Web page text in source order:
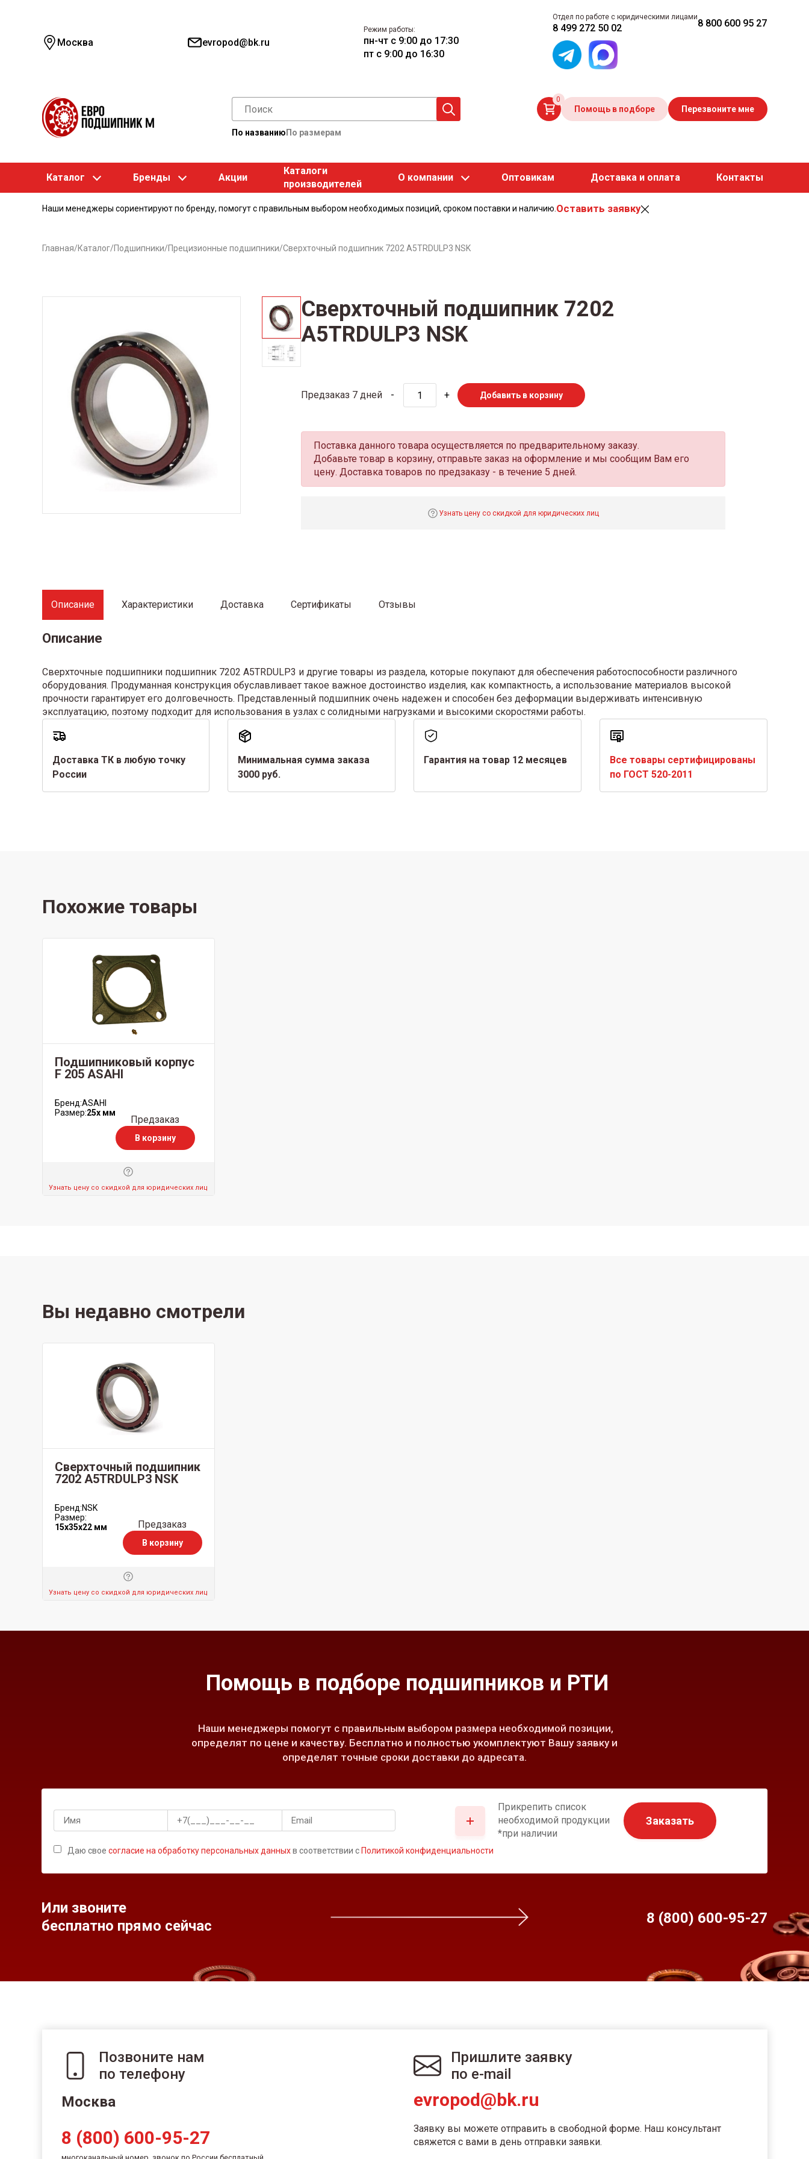
Москва evropod@bk.ru
Режим работы:
пн-чт с 9:00 до 17:30
пт с 9:00 до 16:30
Отдел по работе с юридическими лицами
8 499 272 50 02 8 800 600 95 27
По названию По размерам
0
Помощь в подборе Перезвоните мне
Каталог Бренды Акции
Каталоги
производителей
О компании Оптовикам Доставка и оплата Контакты
Наши менеджеры сориентируют по бренду, помогут с правильным выбором необходимых позиций, сроком поставки и наличию. Оставить заявку
Главная/Каталог/Подшипники/Прецизионные подшипники/Сверхточный подшипник 7202 A5TRDULP3 NSK
Сверхточный подшипник 7202
A5TRDULP3 NSK
Предзаказ 7 дней - + Добавить в корзину
Поставка данного товара осуществляется по предварительному заказу.
Добавьте товар в корзину, отправьте заказ на оформление и мы сообщим Вам его
цену. Доставка товаров по предзаказу - в течение 5 дней.
Узнать цену со скидкой для юридических лиц
Описание Характеристики Доставка Сертификаты Отзывы
Описание
Сверхточные подшипники подшипник 7202 A5TRDULP3 и другие товары из раздела, которые покупают для обеспечения работоспособности различного
оборудования. Продуманная конструкция обуславливает такое важное достоинство изделия, как компактность, а использование материалов высокой
прочности гарантирует его долговечность. Представленный подшипник очень надежен и способен без деформации выдерживать интенсивную
эксплуатацию, поэтому подходит для использования в узлах с солидными нагрузками и высокими скоростями работы.
Доставка ТК в любую точку
России
Минимальная сумма заказа
3000 руб.
Гарантия на товар 12 месяцев
Все товары сертифицированы
по ГОСТ 520-2011
Похожие товары
Подшипниковый корпус
F 205 ASAHI
Бренд:ASAHI
Размер:25x мм
Предзаказ
В корзину
Узнать цену со скидкой для юридических лиц
Вы недавно смотрели
Сверхточный подшипник
7202 A5TRDULP3 NSK
Бренд:NSK
Размер:
15x35x22 мм
Предзаказ
В корзину
Узнать цену со скидкой для юридических лиц
Помощь в подборе подшипников и РТИ
Наши менеджеры помогут с правильным выбором размера необходимой позиции,
определят по цене и качеству. Бесплатно и полностью укомплектуют Вашу заявку и
определят точные сроки доставки до адресата.
Прикрепить список
необходимой продукции
*при наличии
Заказать
Даю свое согласие на обработку персональных данныхв соответствии с Политикой конфиденциальности
Или звоните
бесплатно прямо сейчас
8 (800) 600-95-27
Позвоните нам
по телефону
Москва
8 (800) 600-95-27
Пришлите заявку
по e-mail
evropod@bk.ru
Заявку вы можете отправить в свободной форме. Наш консультант
свяжется с вами в день отправки заявки.